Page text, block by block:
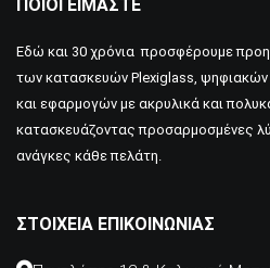
ΠΟΙΟΙ ΕΊΜΑΣΤΕ
Εδώ και 30 χρόνια προσφέρουμε
των κατασκευών Plexiglass,
και εφαρμογών με ακρυλικά και
κατασκευάζοντας προσαρμοσμένες
ανάγκες κάθε πελάτη.
ΣΤΟΙΧΕΊΑ ΕΠΙΚΟΙΝΩΝΊΑΣ